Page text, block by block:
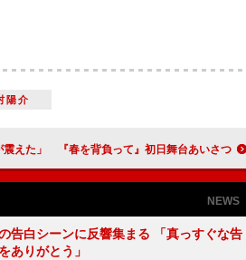
陽介
イチ、木村監督の涙に「心が震えた」 『春を背負って』初日舞台あいさつ
NEWS
告白シーンに反響集まる 「真っすぐな告
ありがとう」